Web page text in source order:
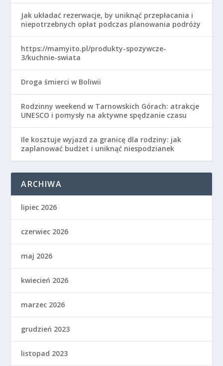
Jak układać rezerwacje, by uniknąć przepłacania i
niepotrzebnych opłat podczas planowania podróży
https://mamyito.pl/produkty-spozywcze-
3/kuchnie-swiata
Droga śmierci w Boliwii
Rodzinny weekend w Tarnowskich Górach: atrakcje
UNESCO i pomysły na aktywne spędzanie czasu
Ile kosztuje wyjazd za granicę dla rodziny: jak
zaplanować budżet i uniknąć niespodzianek
ARCHIWA
lipiec 2026
czerwiec 2026
maj 2026
kwiecień 2026
marzec 2026
grudzień 2023
listopad 2023